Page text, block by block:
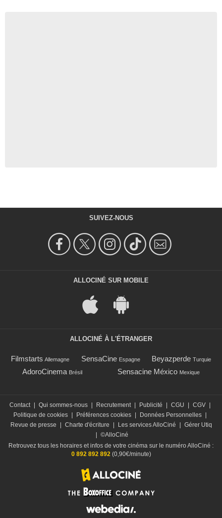
SUIVEZ-NOUS
ALLOCINÉ SUR MOBILE
ALLOCINÉ À L'ÉTRANGER
Filmstarts Allemagne SensaCine Espagne Beyazperde Turquie
AdoroCinema Brésil Sensacine México Mexique
Contact | Qui sommes-nous | Recrutement | Publicité | CGU | CGV |
Politique de cookies | Préférences cookies | Données Personnelles |
Revue de presse
| Charte d'écriture | Les services AlloCiné | Gérer Utiq
| ©AlloCiné
Retrouvez tous les horaires et infos de votre cinéma sur le numéro AlloCiné :
0 892 892 892(0,90€/minute)